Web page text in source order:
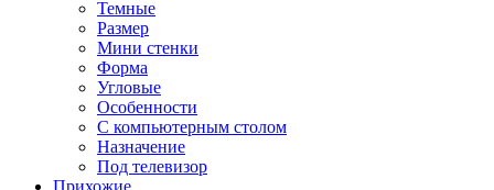
Темные
Размер
Мини стенки
Форма
Угловые
Особенности
С компьютерным столом
Назначение
Под телевизор
Прихожие